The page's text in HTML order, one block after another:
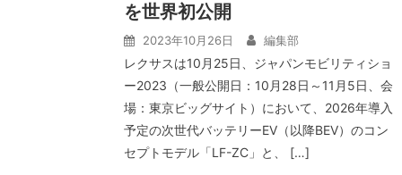
を世界初公開
2023年10月26日 編集部
レクサスは10月25日、ジャパンモビリティショ
ー2023（一般公開日：10月28日～11月5日、会
場：東京ビッグサイト）において、2026年導入
予定の次世代バッテリーEV（以降BEV）のコン
セプトモデル「LF-ZC」と、 […]